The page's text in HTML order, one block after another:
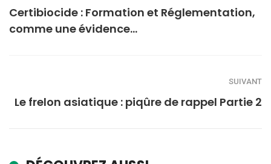
Certibiocide : Formation et Réglementation,
comme une évidence…
SUIVANT
Le frelon asiatique : piqûre de rappel Partie 2